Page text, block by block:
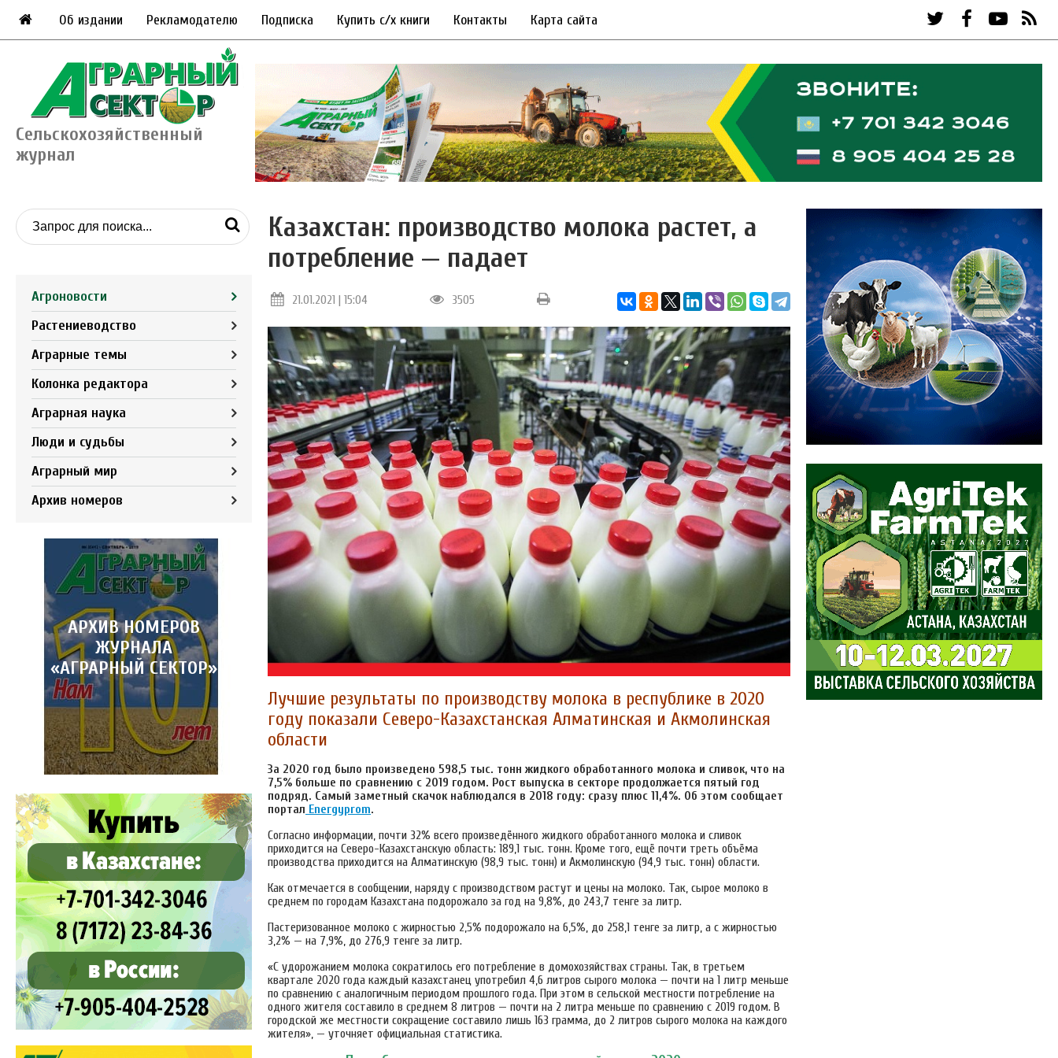
Об издании Рекламодателю Подписка Купить с/х книги Контакты Карта сайта
Сельскохозяйственный
журнал
Агроновости
Растениеводство
Аграрные темы
Колонка редактора
Аграрная наука
Люди и судьбы
Аграрный мир
Архив номеров
АРХИВ НОМЕРОВ
ЖУРНАЛА
«АГРАРНЫЙ СЕКТОР»
Казахстан: производство молока растет, а
потребление — падает
21.01.2021 | 15:04 3505
Лучшие результаты по производству молока в республике в 2020
году показали Северо-Казахстанская Алматинская и Акмолинская
области
За 2020 год было произведено 598,5 тыс. тонн жидкого обработанного молока и сливок, что на
7,5% больше по сравнению с 2019 годом. Рост выпуска в секторе продолжается пятый год
подряд. Самый заметный скачок наблюдался в 2018 году: сразу плюс 11,4%. Об этом сообщает
портал Еnergyprom.
Согласно информации, почти 32% всего произведённого жидкого обработанного молока и сливок
приходится на Северо-Казахстанскую область: 189,1 тыс. тонн. Кроме того, ещё почти треть объёма
производства приходится на Алматинскую (98,9 тыс. тонн) и Акмолинскую (94,9 тыс. тонн) области.
Как отмечается в сообщении, наряду с производством растут и цены на молоко. Так, сырое молоко в
среднем по городам Казахстана подорожало за год на 9,8%, до 243,7 тенге за литр.
Пастеризованное молоко с жирностью 2,5% подорожало на 6,5%, до 258,1 тенге за литр, а с жирностью
3,2% — на 7,9%, до 276,9 тенге за литр.
«С удорожанием молока сократилось его потребление в домохозяйствах страны. Так, в третьем
квартале 2020 года каждый казахстанец употребил 4,6 литров сырого молока — почти на 1 литр меньше
по сравнению с аналогичным периодом прошлого года. При этом в сельской местности потребление на
одного жителя составило в среднем 8 литров — почти на 2 литра меньше по сравнению с 2019 годом. В
городской же местности сокращение составило лишь 163 грамма, до 2 литров сырого молока на каждого
жителя», — уточняет официальная статистика.